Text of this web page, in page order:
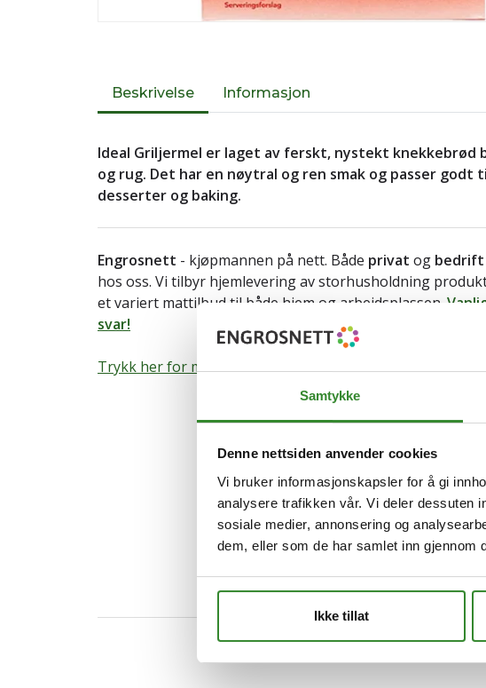
Samtykke
Denne nettsiden anvender cookies
Vi bruker informasjonskapsler for å gi
analysere trafikken vår. Vi deler dessuten
sosiale medier, annonsering og
dem, eller som de har samlet inn gjennom
Ikke tillat
Beskrivelse Informasjon
Ideal Griljermel er laget av ferskt, nystekt knekkebrød
og rug. Det har en nøytral og ren smak og passer godt
desserter og baking.
Engrosnett - kjøpmannen på nett. Både privat og bedrift
hos oss. Vi tilbyr hjemlevering av storhusholdning
et variert mattilbud til både hjem og arbeidsplassen.
svar!
Trykk her for mer informasjon om varen.